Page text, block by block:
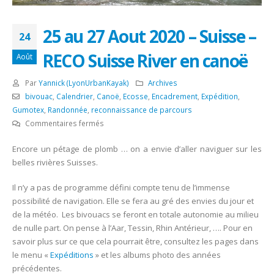
24
Août
25 au 27 Aout 2020 – Suisse –
RECO Suisse River en canoë
Par Yannick (LyonUrbanKayak)
Archives
bivouac, Calendrier, Canoë, Ecosse, Encadrement, Expédition,
Gumotex, Randonnée, reconnaissance de parcours
Commentaires ferméssur
au
2020
–
Suisse
–
RECO
Suisse
Encore un pétage de plomb … on a envie d’aller naviguer sur les
belles rivières Suisses.
Il n’y a pas de programme défini compte tenu de l’immense
possibilité de navigation. Elle se fera au gré des envies du jour et
de la météo. Les bivouacs se feront en totale autonomie au milieu
de nulle part. On pense à l’Aar, Tessin, Rhin Antérieur, …. Pour en
savoir plus sur ce que cela pourrait être, consultez les pages dans
le menu « Expéditions » et les albums photo des années
précédentes.